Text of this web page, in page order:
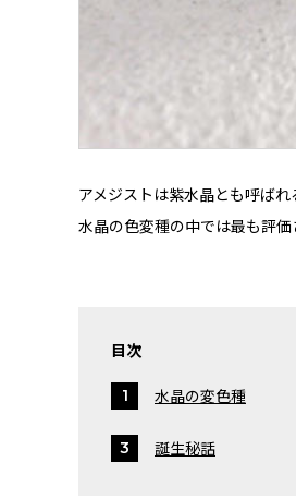
アメジストは紫水晶とも呼ばれ
水晶の色変種の中では最も評価
目次
水晶の変色種
誕生秘話